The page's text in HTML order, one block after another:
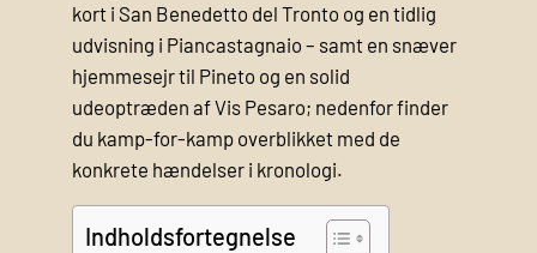
kort i San Benedetto del Tronto og en tidlig
udvisning i Piancastagnaio – samt en snæver
hjemmesejr til Pineto og en solid
udeoptræden af Vis Pesaro; nedenfor finder
du kamp-for-kamp overblikket med de
konkrete hændelser i kronologi.
Indholdsfortegnelse